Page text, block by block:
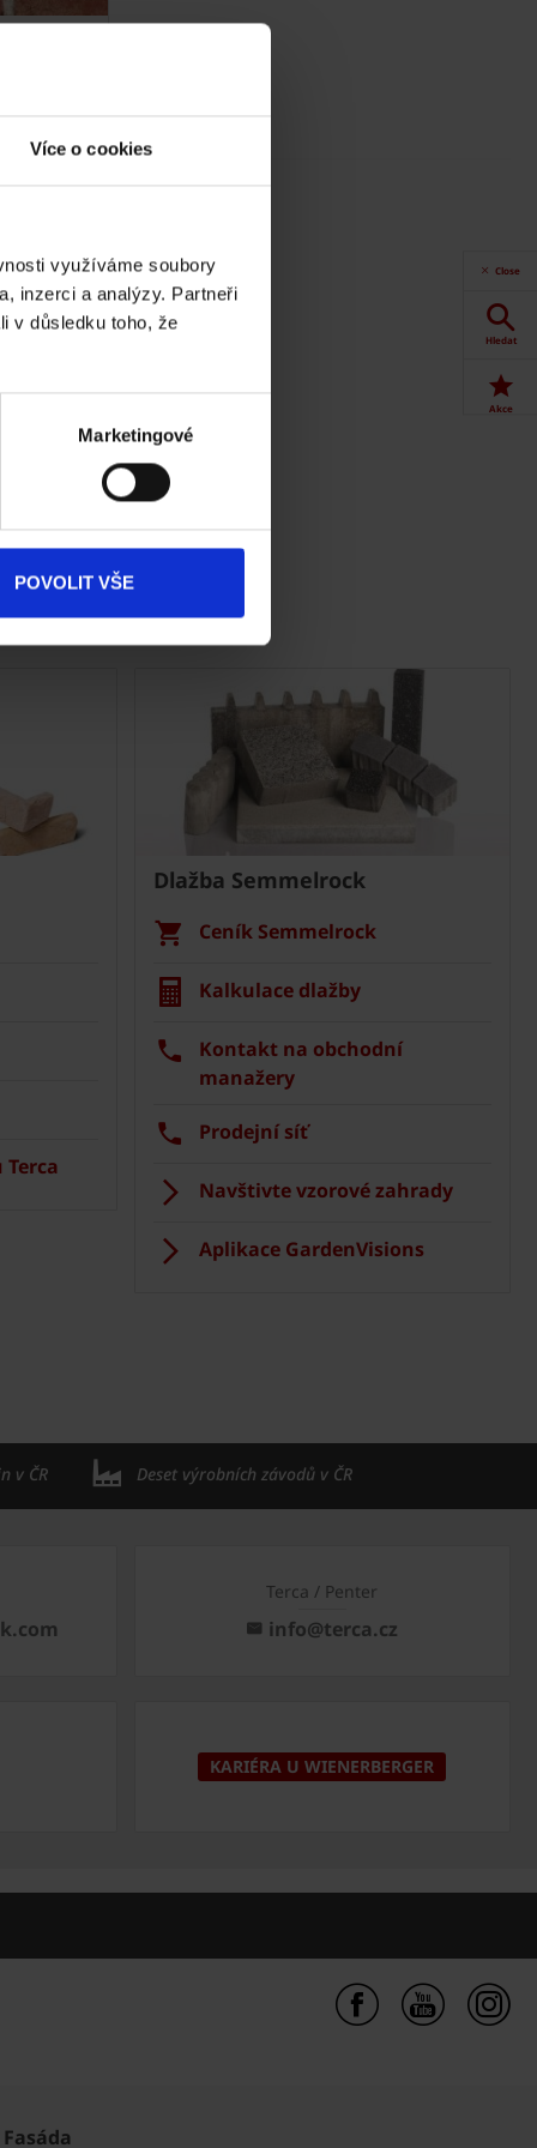
Více o cookies
využíváme soubory
inzerci a analýzy. Partneři
v důsledku toho, že
Marketingové
POVOLIT VŠE
Dlažba Semmelrock
Ceník Semmelrock
Kalkulace dlažby
Kontakt na obchodní
manažery
Prodejní síť
Navštivte vzorové zahrady
Aplikace GardenVisions
Close
Hledat
Akce
v ČR Deset výrobních závodů v ČR
Terca / Penter
info@terca.cz
KARIÉRA U WIENERBERGER
Fasáda